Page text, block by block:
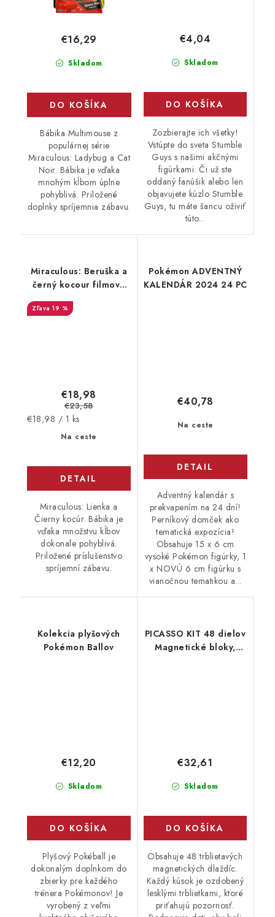
Skladom
€16,29
DO KOŠÍKA
Bábika Multimouse z
populárnej série
Miraculous: Ladybug a Cat
Noir. Bábika je vďaka
mnohým kĺbom úplne
pohyblivá. Priložené
doplnky spríjemnia zábavu.
Skladom
€4,04
DO KOŠÍKA
Zozbierajte ich všetky!
Vstúpte do sveta Stumble
Guys s našimi akčnými
figúrkami. Či už ste
oddaný fanúšik alebo len
objavujete kúzlo Stumble
Guys, tu máte šancu oživiť
túto...
Miraculous: Beruška a
černý kocour filmová
linie Černý kocour,
Panenka
19 %
Na ceste
€18,98
€23,58
Jednotková
€18,98 / 1 ks
DETAIL
Miraculous: Lienka a
Čierny kocúr. Bábika je
vďaka množstvu kĺbov
dokonale pohyblivá.
Priložené príslušenstvo
spríjemní zábavu.
Pokémon ADVENTNÝ
KALENDÁR 2024 24 PC
Na ceste
€40,78
DETAIL
Adventný kalendár s
prekvapením na 24 dní!
Perníkový domček ako
tematická expozícia!
Obsahuje 15 x 6 cm
vysoké Pokémon figúrky, 1
x NOVÚ 6 cm figúrku s
vianočnou tematikou a...
Kolekcia plyšových
Pokémon Ballov
Skladom
€12,20
DO KOŠÍKA
Plyšový Pokéball je
dokonalým doplnkom do
zbierky pre každého
trénera Pokémonov! Je
vyrobený z veľmi
PICASSO KIT 48 dielov
Magnetické bloky,
Skladom
€32,61
DO KOŠÍKA
Obsahuje 48 trblietavých
magnetických dlaždíc.
Každý kúsok je ozdobený
lesklými trblietkami, ktoré
priťahujú pozornosť.